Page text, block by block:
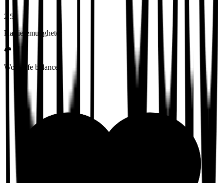
2,5
Karrieremuligheter
Work-life balance